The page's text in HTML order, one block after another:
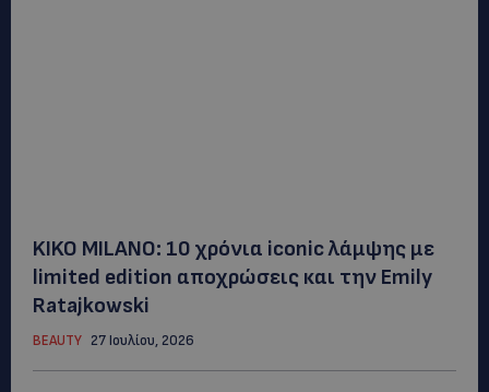
KIKO MILANO: 10 χρόνια iconic λάμψης με
limited edition αποχρώσεις και την Emily
Ratajkowski
BEAUTY 27 Ιουλίου, 2026